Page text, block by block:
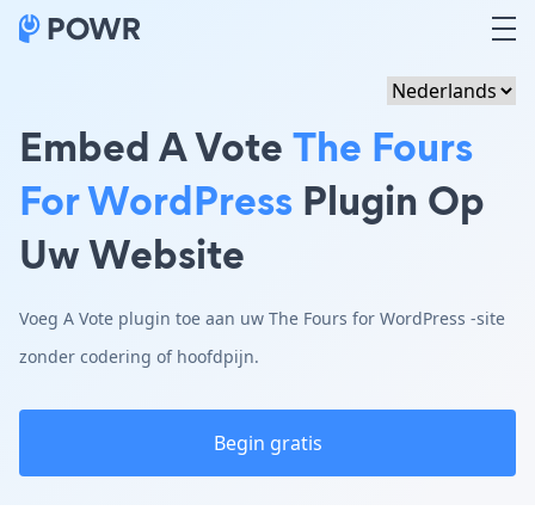
Embed A VoteThe Fours
For WordPress Plugin Op
Uw Website
Voeg A Vote plugin toe aan uw The Fours for WordPress -site
zonder codering of hoofdpijn.
Begin gratis